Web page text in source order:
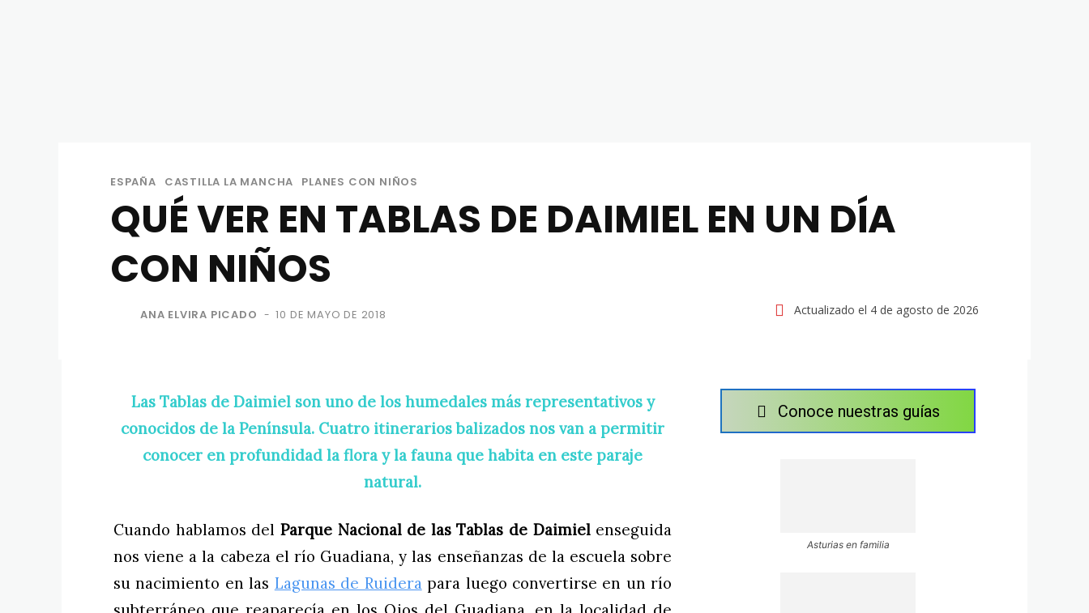
ESPAÑA CASTILLA LA MANCHA PLANES CON NIÑOS
QUÉ VER EN TABLAS DE DAIMIEL EN UN DÍA
CON NIÑOS
ANA ELVIRA PICADO - 10 DE MAYO DE 2018 Actualizado el 4 de agosto de 2026
Las Tablas de Daimiel son uno de los humedales más representativos y
conocidos de la Península. Cuatro itinerarios balizados nos van a permitir
conocer en profundidad la flora y la fauna que habita en este paraje
natural.
Cuando hablamos del Parque Nacional de las Tablas de Daimielenseguida
nos viene a la cabeza el río Guadiana, y las enseñanzas de la escuela sobre
su nacimiento en las Lagunas de Ruiderapara luego convertirse en un río
Conoce nuestras guías
Asturias en familia